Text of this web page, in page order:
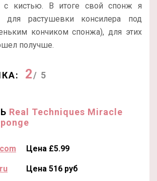
с кистью. В итоге свой спонж я
для растушевки консилера под
кончиком спонжа), для этих
получше.
2/ 5
Real Techniques Miracle
Цена £5.99
Цена 516 руб